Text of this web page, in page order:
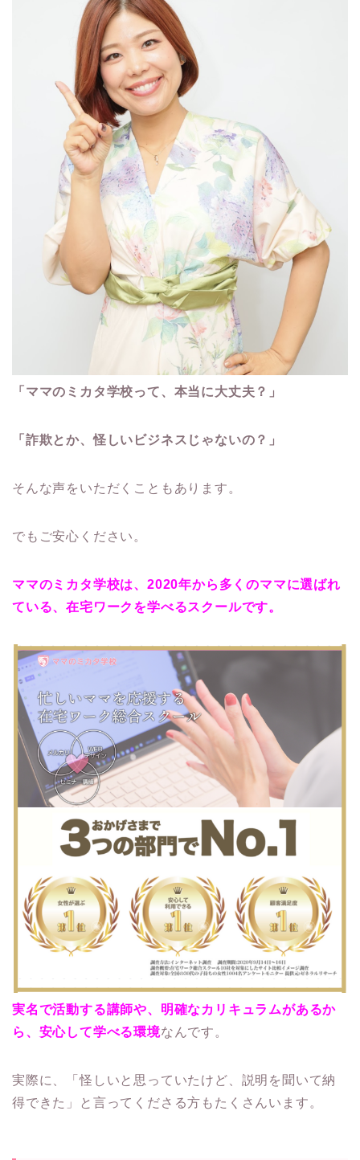
「ママのミカタ学校って、本当に大丈夫？」
「詐欺とか、怪しいビジネスじゃないの？」
そんな声をいただくこともあります。
でもご安心ください。
ママのミカタ学校は、2020年から多くのママに選ばれ
ている、在宅ワークを学べるスクールです。
実名で活動する講師や、明確なカリキュラムがあるか
ら、安心して学べる環境なんです。
実際に、「怪しいと思っていたけど、説明を聞いて納
得できた」と言ってくださる方もたくさんいます。